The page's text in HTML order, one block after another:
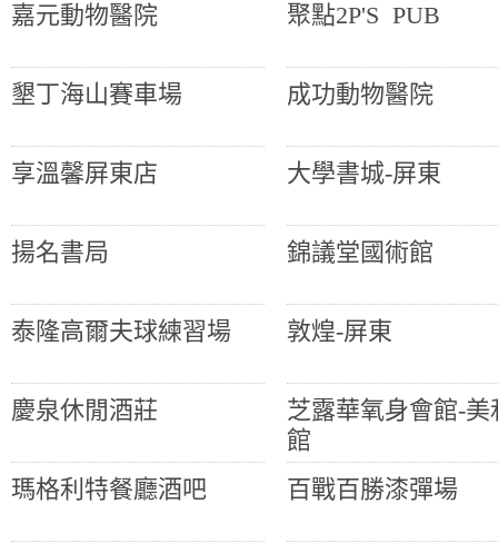
嘉元動物醫院 聚點2P'S PUB
墾丁海山賽車場 成功動物醫院
享溫馨屏東店 大學書城-屏東
揚名書局 錦議堂國術館
泰隆高爾夫球練習場 敦煌-屏東
慶泉休閒酒莊
芝露華氧身會館-美
館
瑪格利特餐廳酒吧
百戰百勝漆彈場